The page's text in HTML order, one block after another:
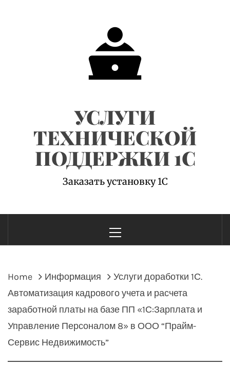
УСЛУГИ
ТЕХНИЧЕСКОЙ
ПОДДЕРЖКИ 1С
Заказать установку 1С
Menu
Home Информация
Услуги доработки 1С.
Автоматизация кадрового учета и расчета
заработной платы на базе ПП «1С:Зарплата и
Управление Персоналом 8» в ООО “Прайм-
Сервис Недвижимость”